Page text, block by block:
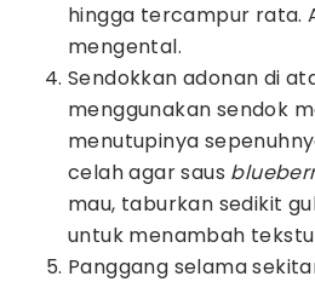
hingga tercampur rata.
mengental.
Sendokkan adonan di
menggunakan sendok
menutupinya
celah agar saus
mau, taburkan sedikit
untuk menambah
Panggang selama